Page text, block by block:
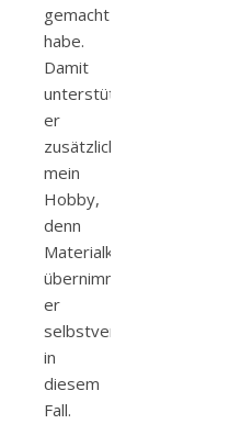
gemacht
habe.
Damit
unterstützt
er
zusätzlich
mein
Hobby,
denn
Materialkosten
übernimmt
er
selbstverständlich
in
diesem
Fall.